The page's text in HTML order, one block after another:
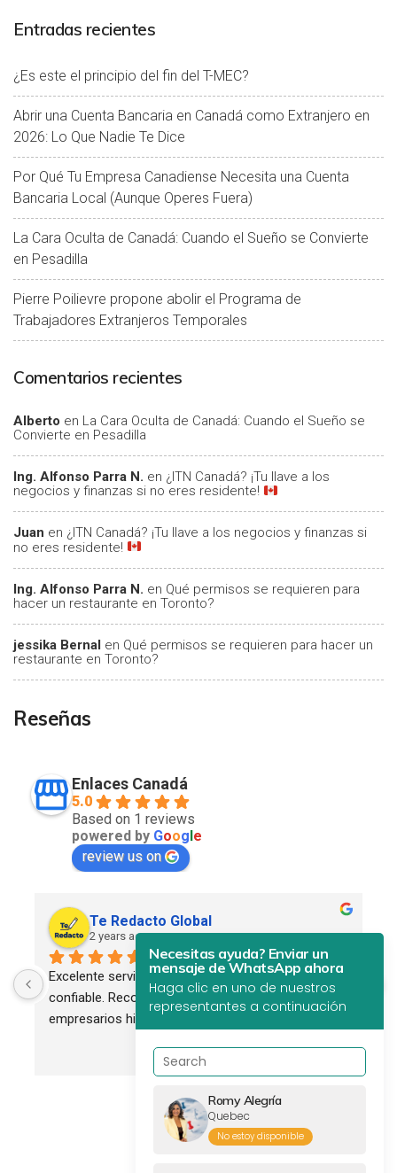
Entradas recientes
¿Es este el principio del fin del T-MEC?
Abrir una Cuenta Bancaria en Canadá como Extranjero en
2026: Lo Que Nadie Te Dice
Por Qué Tu Empresa Canadiense Necesita una Cuenta
Bancaria Local (Aunque Operes Fuera)
La Cara Oculta de Canadá: Cuando el Sueño se Convierte
en Pesadilla
Pierre Poilievre propone abolir el Programa de
Trabajadores Extranjeros Temporales
Comentarios recientes
Alberto en La Cara Oculta de Canadá: Cuando el Sueño se
Convierte en Pesadilla
Ing. Alfonso Parra N. en ¿ITN Canadá? ¡Tu llave a los
negocios y finanzas si no eres residente!
Juan en ¿ITN Canadá? ¡Tu llave a los negocios y finanzas si
no eres residente!
Ing. Alfonso Parra N. en Qué permisos se requieren para
hacer un restaurante en Toronto?
jessika Bernal en Qué permisos se requieren para hacer un
restaurante en Toronto?
Reseñas
Enlaces Canadá
5.0
Based on 1 reviews
powered by Google
review us on
Te Redacto Global
2 years ago
Excelente servicio. Profesional, eficiente y
confiable. Recomendado para todos los
empresarios hispanos.
Necesitas ayuda? Enviar un
mensaje de WhatsApp ahora
Haga clic en uno de nuestros
representantes a continuación
Romy Alegría
Quebec
No estoy disponible